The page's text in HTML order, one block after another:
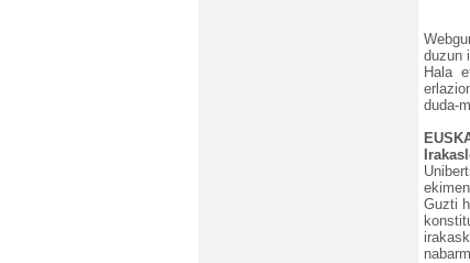
duzun
Hala
duda-
Guzti